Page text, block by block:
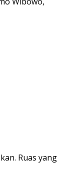
Ruas yang